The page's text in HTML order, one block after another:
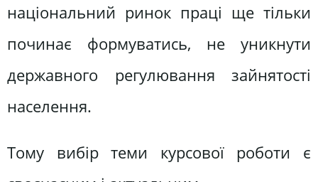
національний ринок праці ще тільки
починає формуватись, не уникнути
державного регулювання зайнятості
населення.
Тому вибір теми курсової роботи є